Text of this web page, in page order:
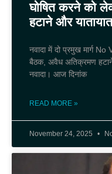
घोषित करने को
हटाने और
नवादा में दो प्रमुख मार्ग
बैठक, अवैध अतिक्रमण
नवादा। आज दिनांक
READ MORE »
November 24, 2025